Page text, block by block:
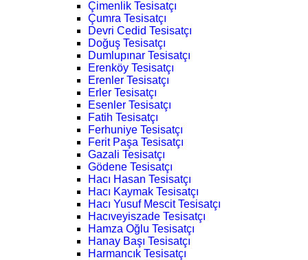
Çimenlik Tesisatçı
Çumra Tesisatçı
Devri Cedid Tesisatçı
Doğuş Tesisatçı
Dumlupınar Tesisatçı
Erenköy Tesisatçı
Erenler Tesisatçı
Erler Tesisatçı
Esenler Tesisatçı
Fatih Tesisatçı
Ferhuniye Tesisatçı
Ferit Paşa Tesisatçı
Gazali Tesisatçı
Gödene Tesisatçı
Hacı Hasan Tesisatçı
Hacı Kaymak Tesisatçı
Hacı Yusuf Mescit Tesisatçı
Hacıveyiszade Tesisatçı
Hamza Oğlu Tesisatçı
Hanay Başı Tesisatçı
Harmancık Tesisatçı